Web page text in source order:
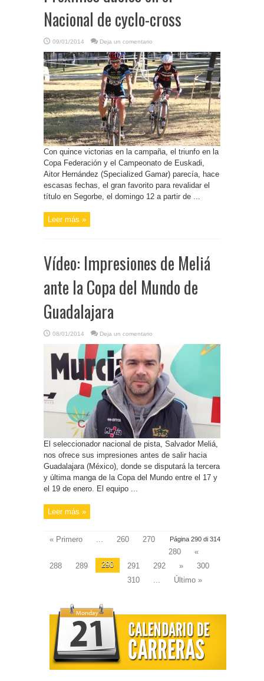
Nacional de cyclo-cross
09/01/2014 Deja un comentario
Con quince victorias en la campaña, el triunfo en la
Copa Federación y el Campeonato de Euskadi,
Aitor Hernández (Specialized Gamar) parecía, hace
escasas fechas, el gran favorito para revalidar el
título en Segorbe, el domingo 12 a partir de ...
Leer más »
Vídeo: Impresiones de Meliá
ante la Copa del Mundo de
Guadalajara
08/01/2014 Deja un comentario
El seleccionador nacional de pista, Salvador Meliá,
nos ofrece sus impresiones antes de salir hacia
Guadalajara (México), donde se disputará la tercera
y última manga de la Copa del Mundo entre el 17 y
el 19 de enero. El equipo ...
Leer más »
Página 290 di 314
« Primero ... 260
270
280
«
288
289 290 291 292 »
300
310
... Último »